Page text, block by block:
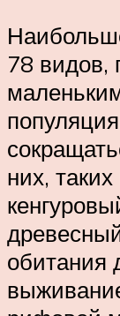
78 видов,
них,
обитания